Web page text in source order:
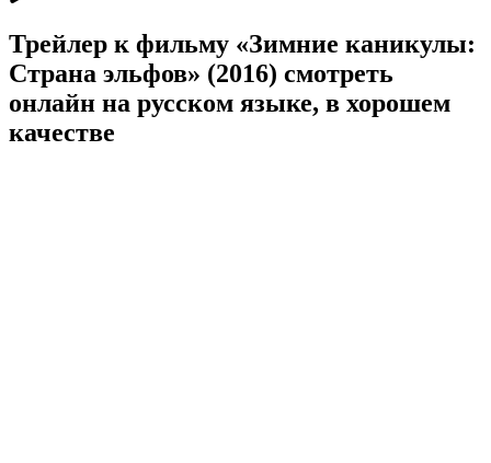
Трейлер к фильму «Зимние каникулы:
Страна эльфов» (2016) cмотреть
онлайн на русском языке, в хорошем
качестве